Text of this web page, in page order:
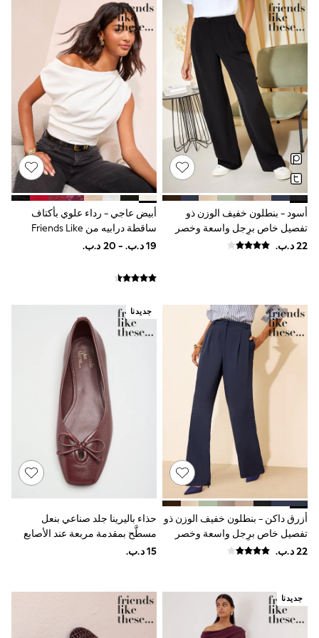
Shorts & Skirts
Sun Safe
Sun Hats & Caps
Sunglasses
Women's Holiday Shop
Women's Travel Styles
Dresses
Linen Collection
Tops & T-Shirts
Cover Ups & Kaftans
Sandals
Swimwear
Jumpsuits & Playsuits
Beachwear
Skirts
Sunglasses
Sun Hats & Caps
Resort Styles
Sets & Outfits
Linen Collection
Tops & T-Shirts
Shirts
Polo Shirts
Swimwear
Shorts
Sandals & Clogs
Sun Safe
Rash Vests
Sun Hats & Caps
Sunglasses
Baby Holiday Shop
Baby Summer Nightwear
Sets & Outfits
Rompers
Sandals
Swimwear
Sun Hats & Caps
Linen Collection
Polo Shirts
Tops & T-Shirts
أسود - بنطلون خفيف الوزن ذو
تفصيل خاص برِجل واسعة وخصر
أبيض عاجي - رداء علوي بأكتاف
ساقطة درابيه من Friends Like
These
أزرق داكن - بنطلون خفيف الوزن ذو
تفصيل خاص برِجل واسعة وخصر
جديدنا
حذاء باليرينا جلد صناعي بنعل
مسطَّح بمقدمة مربعة عند الأصابع
وتفصيل فيونكة مع فتحة من
جديدنا